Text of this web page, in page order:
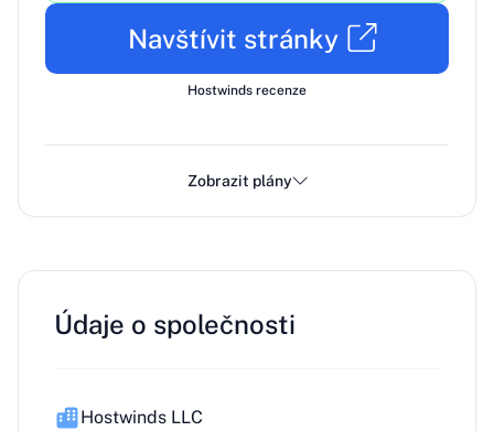
Navštívit stránky
Hostwinds recenze
Zobrazit plány
Údaje o společnosti
Hostwinds LLC